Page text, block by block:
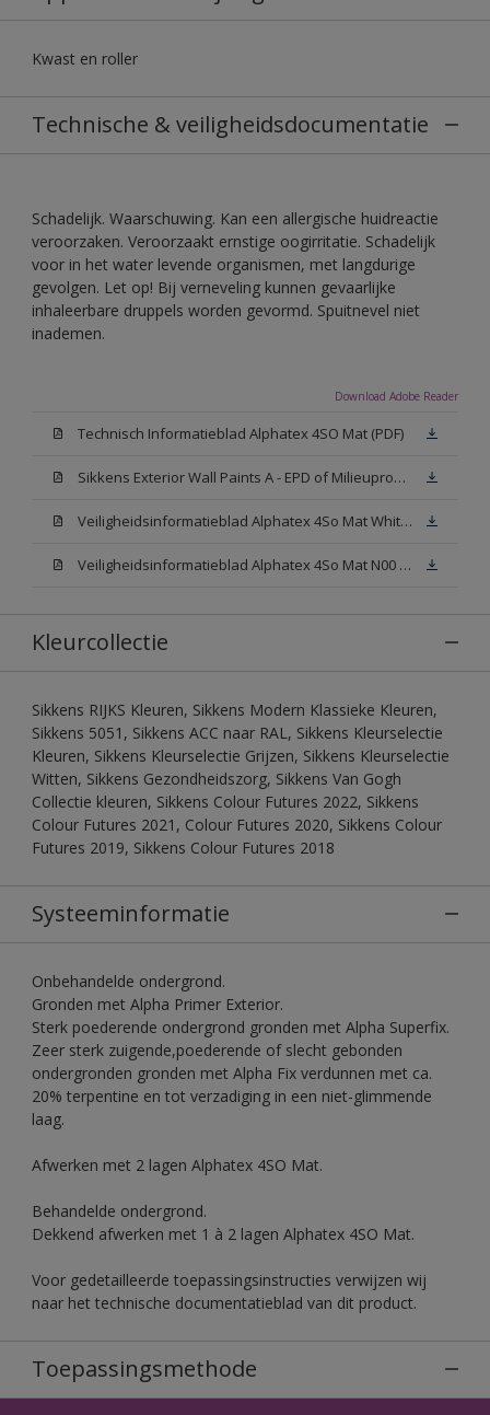
Kwast en roller
Technische & veiligheidsdocumentatie
Schadelijk. Waarschuwing. Kan een allergische huidreactie
veroorzaken. Veroorzaakt ernstige oogirritatie. Schadelijk
voor in het water levende organismen, met langdurige
gevolgen. Let op! Bij verneveling kunnen gevaarlijke
inhaleerbare druppels worden gevormd. Spuitnevel niet
inademen.
Download Adobe Reader
Technisch Informatieblad Alphatex 4SO Mat (PDF)
Sikkens Exterior Wall Paints A - EPD of Milieuproductverklaring
Veiligheidsinformatieblad Alphatex 4So Mat White W05 (MSDS)
Veiligheidsinformatieblad Alphatex 4So Mat N00 (MSDS)
Kleurcollectie
Sikkens RIJKS Kleuren, Sikkens Modern Klassieke Kleuren,
Sikkens 5051, Sikkens ACC naar RAL, Sikkens Kleurselectie
Kleuren, Sikkens Kleurselectie Grijzen, Sikkens Kleurselectie
Witten, Sikkens Gezondheidszorg, Sikkens Van Gogh
Collectie kleuren, Sikkens Colour Futures 2022, Sikkens
Colour Futures 2021, Colour Futures 2020, Sikkens Colour
Futures 2019, Sikkens Colour Futures 2018
Systeeminformatie
Onbehandelde ondergrond.
Gronden met Alpha Primer Exterior.
Sterk poederende ondergrond gronden met Alpha Superfix.
Zeer sterk zuigende,poederende of slecht gebonden
ondergronden gronden met Alpha Fix verdunnen met ca.
20% terpentine en tot verzadiging in een niet-glimmende
laag.
Afwerken met 2 lagen Alphatex 4SO Mat.
Behandelde ondergrond.
Dekkend afwerken met 1 à 2 lagen Alphatex 4SO Mat.
Voor gedetailleerde toepassingsinstructies verwijzen wij
naar het technische documentatieblad van dit product.
Toepassingsmethode